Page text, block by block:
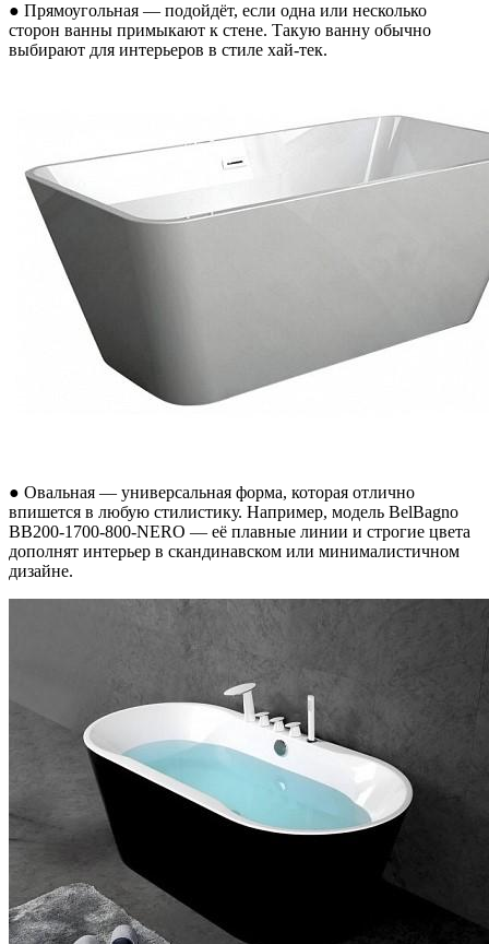
● Прямоугольная — подойдёт, если одна или несколько
сторон ванны примыкают к стене. Такую ванну обычно
выбирают для интерьеров в стиле хай-тек.
● Овальная — универсальная форма, которая отлично
впишется в любую стилистику. Например, модель BelBagno
BB200-1700-800-NERO — её плавные линии и строгие цвета
дополнят интерьер в скандинавском или минималистичном
дизайне.